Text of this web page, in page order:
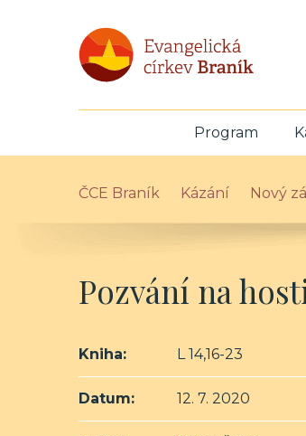
Program
ČCE Braník Kázání Nový
Pozvání na
Kniha: L 14,16-23
Datum: 12. 7. 2020